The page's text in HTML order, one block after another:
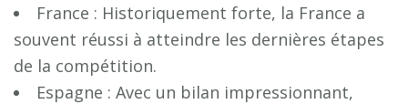
France : Historiquement forte, la France a
souvent réussi à atteindre les dernières étapes
de la compétition.
Espagne : Avec un bilan impressionnant,